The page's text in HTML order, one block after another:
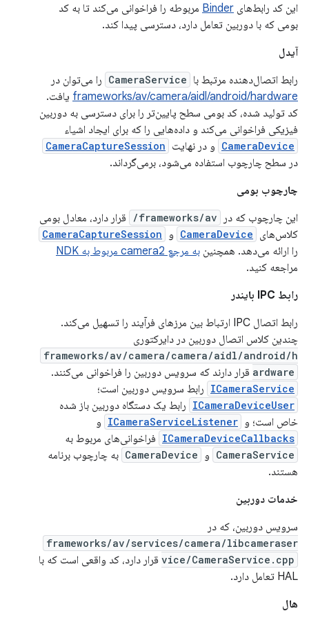
این کد رابط‌های Binder مربوطه را فراخوانی می‌کند تا به کد
بومی که با دوربین تعامل دارد، دسترسی پیدا کند.
آیدل
رابط اتصال‌دهنده مرتبط با CameraService را می‌توان در
frameworks/av/camera/aidl/android/hardware یافت.
کد تولید شده، کد بومی سطح پایین‌تر را برای دسترسی به دوربین
فیزیکی فراخوانی می‌کند و داده‌هایی را که برای ایجاد اشیاء
CameraDevice و در نهایت CameraCaptureSession
در سطح چارچوب استفاده می‌شود، برمی‌گرداند.
چارچوب بومی
این چارچوب که در
frameworks/av/
قرار دارد، معادل بومی
کلاس‌های CameraDevice و CameraCaptureSession
را ارائه می‌دهد. همچنین به مرجع camera2 مربوط به NDK
مراجعه کنید.
رابط IPC بایندر
رابط اتصال IPC ارتباط بین مرزهای فرآیند را تسهیل می‌کند.
چندین کلاس اتصال دوربین در دایرکتوری
frameworks/av/camera/camera/aidl/android/h
ardware قرار دارند که سرویس دوربین را فراخوانی می‌کنند.
ICameraService رابط سرویس دوربین است؛
ICameraDeviceUser رابط یک دستگاه دوربین باز شده
خاص است؛ و ICameraServiceListener و
ICameraDeviceCallbacks فراخوانی‌های مربوط به
CameraService و CameraDevice به چارچوب برنامه
هستند.
خدمات دوربین
سرویس دوربین، که در
frameworks/av/services/camera/libcameraser
vice/CameraService.cpp قرار دارد، کد واقعی است که با
HAL تعامل دارد.
هال